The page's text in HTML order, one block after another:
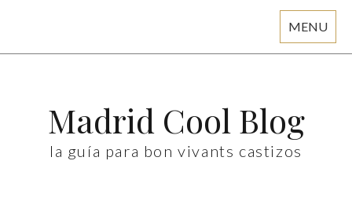
MENU
Madrid Cool Blog
la guía para bon vivants castizos